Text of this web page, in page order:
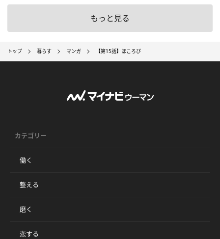
もっと見る
トップ 暮らす マンガ 【第15話】ほころび
カテゴリー
働く
整える
磨く
恋する